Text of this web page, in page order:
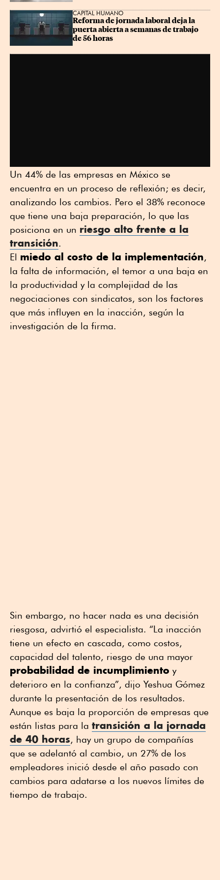
CAPITAL HUMANO
Reforma de jornada laboral deja la
puerta abierta a semanas de trabajo
de 56 horas
Un 44% de las empresas en México se
encuentra en un proceso de reflexión; es decir,
analizando los cambios. Pero el 38% reconoce
que tiene una baja preparación, lo que las
posiciona en un riesgo alto frente a la
transición.
El miedo al costo de la implementación,
la falta de información, el temor a una baja en
la productividad y la complejidad de las
negociaciones con sindicatos, son los factores
que más influyen en la inacción, según la
investigación de la firma.
Sin embargo, no hacer nada es una decisión
riesgosa, advirtió el especialista. “La inacción
tiene un efecto en cascada, como costos,
capacidad del talento, riesgo de una mayor
probabilidad de incumplimiento y
deterioro en la confianza”, dijo Yeshua Gómez
durante la presentación de los resultados.
Aunque es baja la proporción de empresas que
están listas para la transición a la jornada
de 40 horas, hay un grupo de compañías
que se adelantó al cambio, un 27% de los
empleadores inició desde el año pasado con
cambios para adatarse a los nuevos límites de
tiempo de trabajo.